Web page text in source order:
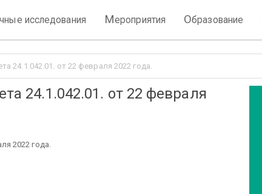
исследования Мероприятия Образование
24.1.042.01. от 22 февраля 2022 года.
24.1.042.01. от 22 февраля
2022 года.